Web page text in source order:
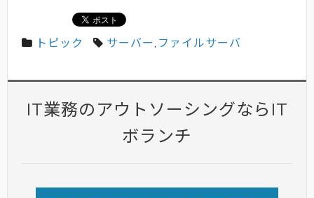
トピック サーバー, ファイルサーバ
IT業務のアウトソーシングならIT
ボランチ